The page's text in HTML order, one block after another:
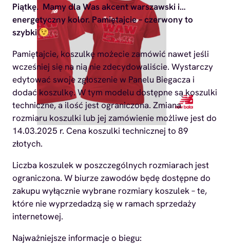
Piątkę. Mamy dla Was akcent warszawski i…
energetyczny kolor. Pamiętajcie – czerwony to
szybki
Pamiętajcie, koszulkę możecie zamówić nawet jeśli
wcześniej się na nią nie zdecydowaliście. Wystarczy
edytować swoje zgłoszenie w Panelu Biegacza i
dodać koszulkę. W tym modelu dostępne są koszulki
techniczne, a ilość jest ograniczona. Zmiana
rozmiaru koszulki lub jej zamówienie możliwe jest do
14.03.2025 r. Cena koszulki technicznej to 89
złotych.
Liczba koszulek w poszczególnych rozmiarach jest
ograniczona. W biurze zawodów będę dostępne do
zakupu wyłącznie wybrane rozmiary koszulek – te,
które nie wyprzedadzą się w ramach sprzedaży
internetowej.
Najważniejsze informacje o biegu: